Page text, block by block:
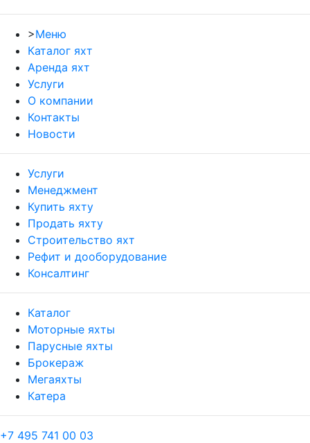
>Меню
Каталог яхт
Аренда яхт
Услуги
О компании
Контакты
Новости
Услуги
Менеджмент
Купить яхту
Продать яхту
Строительство яхт
Рефит и дооборудование
Консалтинг
Каталог
Моторные яхты
Парусные яхты
Брокераж
Мегаяхты
Катера
+7 495 741 00 03